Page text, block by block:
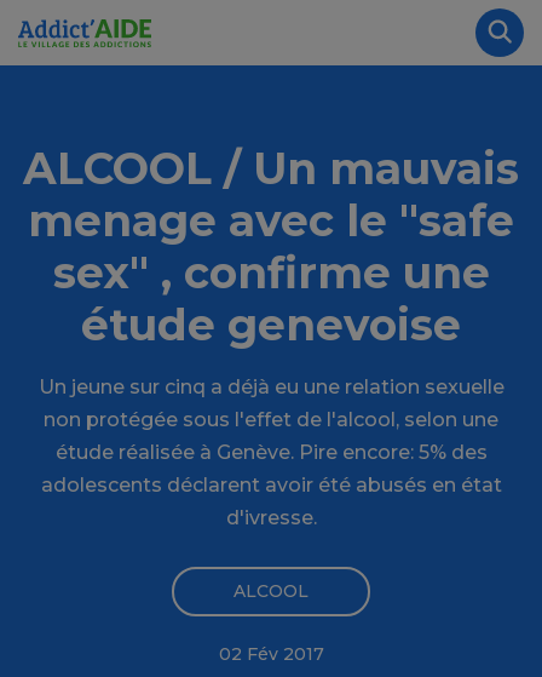
Aller au contenu principal
ALCOOL / Un mauvais
menage avec le "safe
sex" , confirme une
étude genevoise
Un jeune sur cinq a déjà eu une relation sexuelle
non protégée sous l'effet de l'alcool, selon une
étude réalisée à Genève. Pire encore: 5% des
adolescents déclarent avoir été abusés en état
d'ivresse.
ALCOOL
02 Fév 2017
Panneau de gestion des cookies